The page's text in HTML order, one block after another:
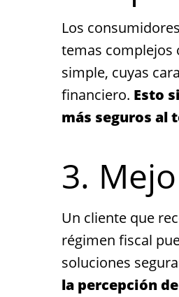
Los
temas complejos
simple, cuyas
financiero. Esto
más seguros al
3.
Un cliente que
régimen fiscal
soluciones
la percepción